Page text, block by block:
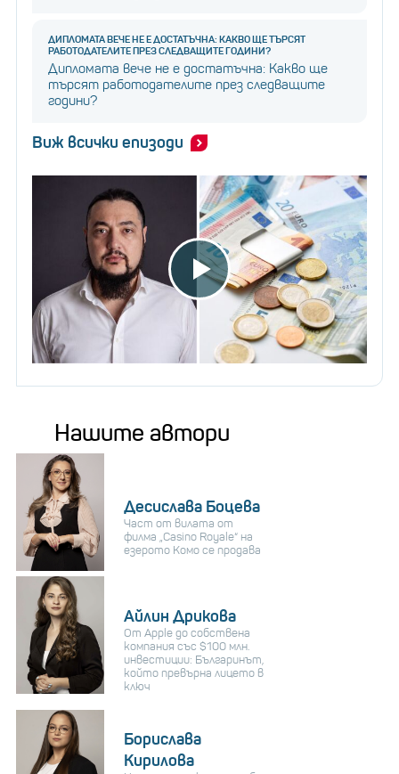
ДИПЛОМАТА ВЕЧЕ НЕ Е ДОСТАТЪЧНА: КАКВО ЩЕ ТЪРСЯТ
РАБОТОДАТЕЛИТЕ ПРЕЗ СЛЕДВАЩИТЕ ГОДИНИ?
Дипломата вече не е достатъчна: Какво ще
търсят работодателите през следващите
години?
Виж всички епизоди
Нашите автори
Десислава Боцева
Част от вилата от
филма „Casino Royale“ на
езерото Комо се продава
Айлин Дрикова
От Apple до собствена
компания със $100 млн.
инвестиции: Българинът,
който превърна лицето в
ключ
Борислава
Кирилова